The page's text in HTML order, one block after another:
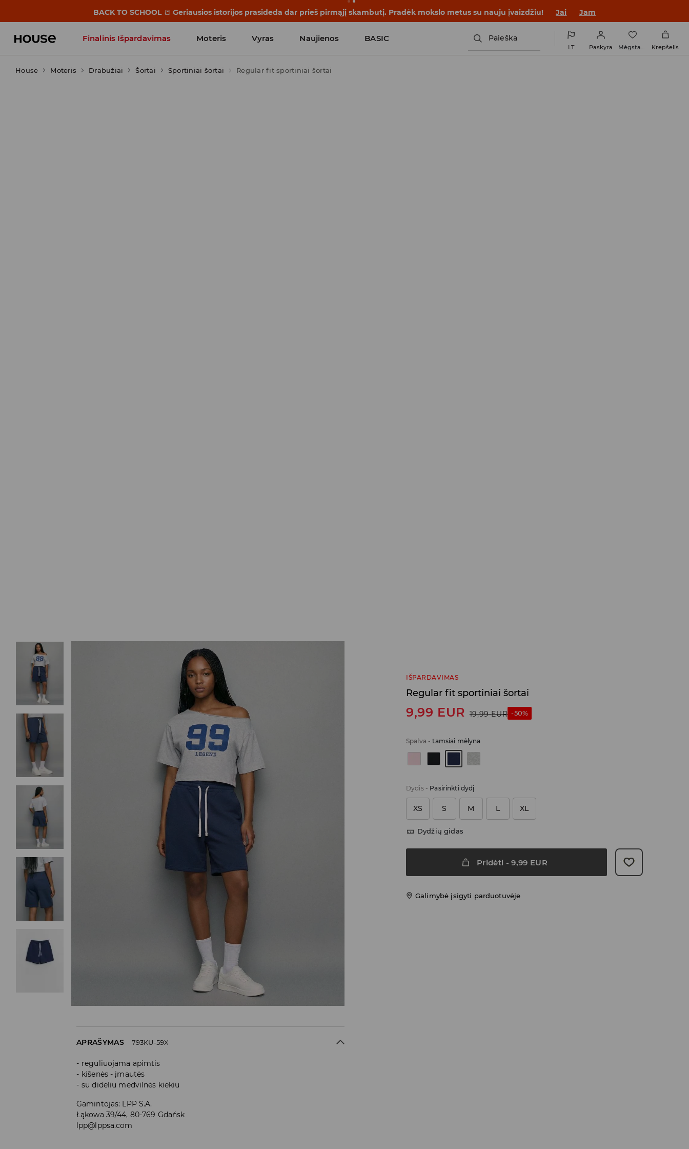
BACK TO SCHOOL 📒 Geriausios istorijos prasideda dar prieš pirmąjį skambutį. Pradėk mokslo metus su nauju įvaizdžiu! Jai Jam
Finalinis Išpardavimas Moteris Vyras Naujienos BASIC
Influencers' Faves
Paieška
LT Paskyra Mėgstamiausi Krepšelis
House Moteris Drabužiai Šortai Sportiniai šortai Regular fit sportiniai šortai
IŠPARDAVIMAS
Regular fit sportiniai šortai
9,99 EUR 19,99 EUR -50%
Spalva -tamsiai mėlyna
Dydis- Pasirinkti dydį
XS S M L XL
Dydžių gidas
Pridėti -9,99 EUR
Galimybė įsigyti parduotuvėje
APRAŠYMAS 793KU-59X
reguliuojama apimtis
kišenės - įmautės
su dideliu medvilnės kiekiu
Gamintojas: LPP S.A.
Łąkowa 39/44, 80-769 Gdańsk
lpp@lppsa.com